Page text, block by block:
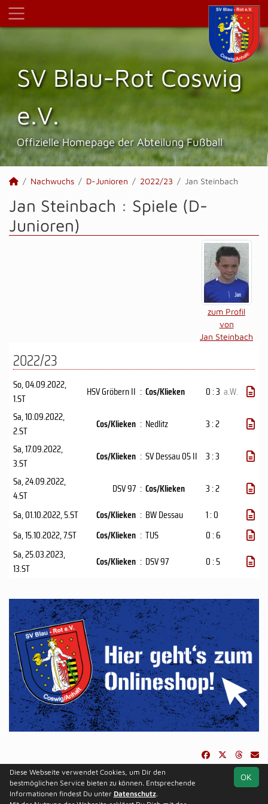
SV Blau-Rot Coswig
e.V.
Offizielle Homepage der Abteilung Fußball
Nachwuchs D-Junioren 2022/23 Jan Steinbach
Jan Steinbach : Spiele (D-
Junioren)
zum Profil
von
Jan Steinbach
2022/23
So, 04.09.2022,
1.ST
HSV Gröbern II : Cos/Klieken 0 : 3 a.W.
Sa, 10.09.2022,
2.ST
Cos/Klieken : Nedlitz
3 : 2
Sa, 17.09.2022,
3.ST
Cos/Klieken : SV Dessau 05 II 3 : 3
Sa, 24.09.2022,
4.ST
DSV 97 : Cos/Klieken
3 : 2
Sa, 01.10.2022, 5.ST Cos/Klieken : BW Dessau
1 : 0
Sa, 15.10.2022, 7.ST Cos/Klieken : TUS
0 : 6
Sa, 25.03.2023,
13.ST
Cos/Klieken : DSV 97 0 : 5
soccero.de
© 2006 - 2026
OK
Diese Webseite verwendet Cookies, um Dir den
bestmöglichen Service bieten zu können. Entsprechende
Informationen findest Du unter Datenschutz.